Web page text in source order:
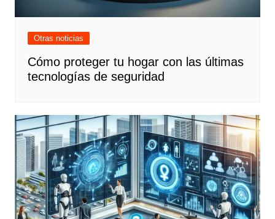
Otras noticias
Cómo proteger tu hogar con las últimas
tecnologías de seguridad